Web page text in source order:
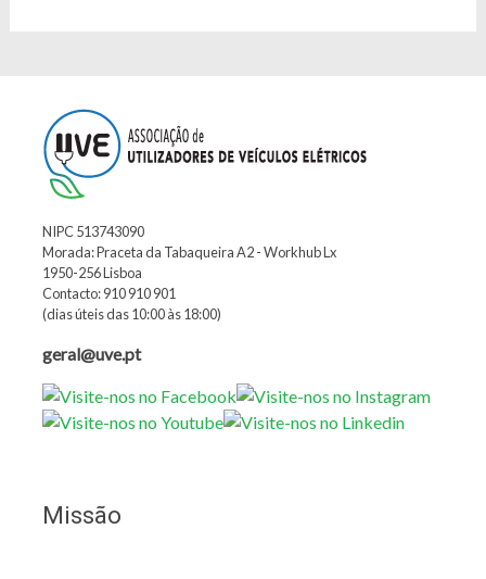
NIPC 513743090
Morada: Praceta da Tabaqueira A2 - Workhub Lx
1950-256 Lisboa
Contacto: 910 910 901
(dias úteis das 10:00 às 18:00)
geral@uve.pt
Missão